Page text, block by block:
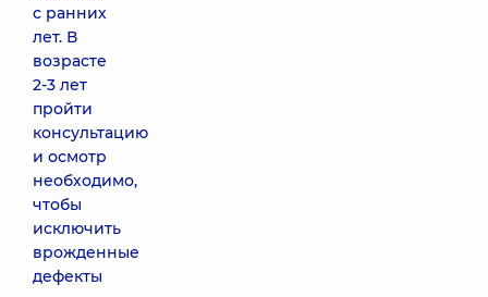
с ранних
лет. В
возрасте
2-3 лет
пройти
консультацию
и осмотр
необходимо,
чтобы
исключить
врожденные
дефекты